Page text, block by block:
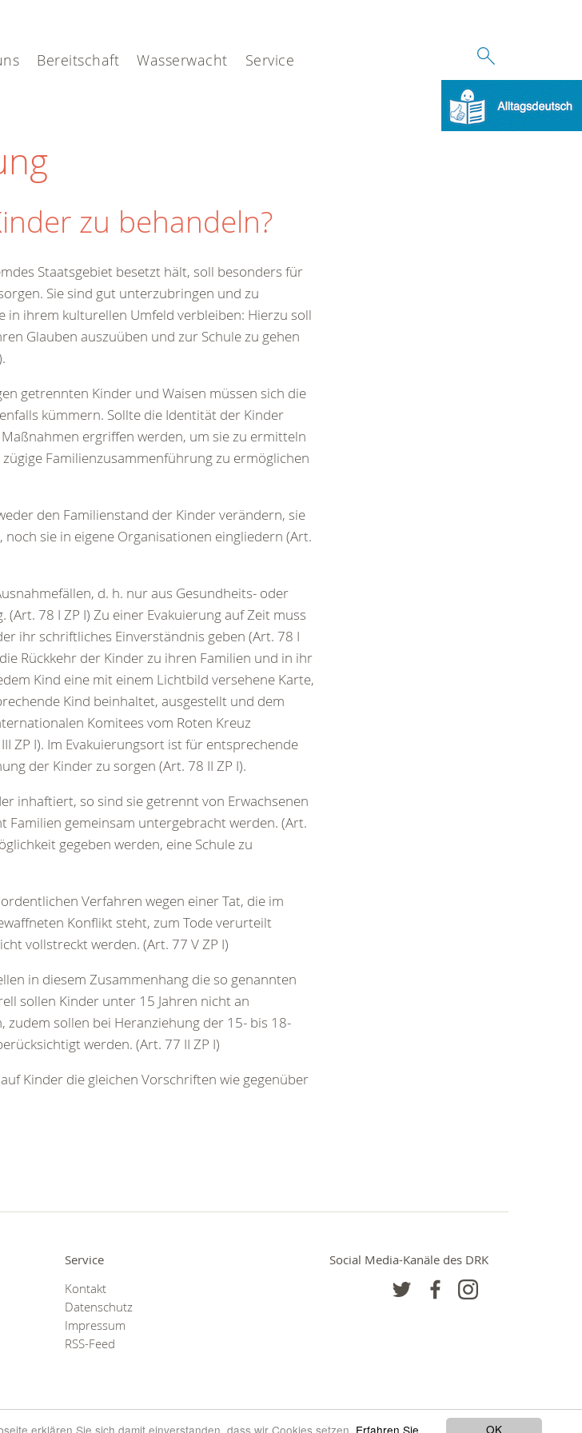
OK
erklären Sie sich damit einverstanden, dass wir Cookies setzen. Erfahren Sie
Bereitschaft Wasserwacht Service
zu behandeln?
Staatsgebiet besetzt hält, soll besonders für
Sie sind gut unterzubringen und zu
in ihrem kulturellen Umfeld verbleiben: Hierzu soll
Glauben auszuüben und zur Schule zu gehen
getrennten Kinder und Waisen müssen sich die
kümmern. Sollte die Identität der Kinder
ergriffen werden, um sie zu ermitteln
zügige Familienzusammenführung zu ermöglichen
den Familienstand der Kinder verändern, sie
noch sie in eigene Organisationen eingliedern (Art.
d. h. nur aus Gesundheits- oder
(Art. 78 I ZP I) Zu einer Evakuierung auf Zeit muss
ihr schriftliches Einverständnis geben (Art. 78 I
Rückkehr der Kinder zu ihren Familien und in ihr
Kind eine mit einem Lichtbild versehene Karte,
Kind beinhaltet, ausgestellt und dem
Komitees vom Roten Kreuz
ZP I). Im Evakuierungsort ist für entsprechende
der Kinder zu sorgen (Art. 78 II ZP I).
inhaftiert, so sind sie getrennt von Erwachsenen
Familien gemeinsam untergebracht werden. (Art.
gegeben werden, eine Schule zu
Verfahren wegen einer Tat, die im
Konflikt steht, zum Tode verurteilt
vollstreckt werden. (Art. 77 V ZP I)
in diesem Zusammenhang die so genannten
sollen Kinder unter 15 Jahren nicht an
zudem sollen bei Heranziehung der 15- bis 18-
werden. (Art. 77 II ZP I)
Kinder die gleichen Vorschriften wie gegenüber
Service
Kontakt
Datenschutz
Impressum
RSS-Feed
Social Media-Kanäle des DRK